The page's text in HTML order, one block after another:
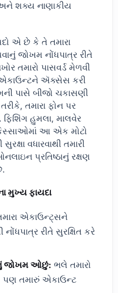
અને શક્ય નાણાકીય
એ છે કે તે તમારા
જોખમ નોંધપાત્ર રીતે
તમારો પાસવર્ડ મેળવી
ઍક્સેસ કરી
પાસે બીજો ચકાસણી
તમારા ફોન પર
હુમલા, માલવેર
આ એક મોટો
વધારવાથી તમારી
પ્રતિષ્ઠાનું રક્ષણ
મુખ્ય ફાયદા
એકાઉન્ટ્સને
રીતે સુરક્ષિત કરે
જોખમ ઓછું: ભલે તમારો
પણ તમારું એકાઉન્ટ